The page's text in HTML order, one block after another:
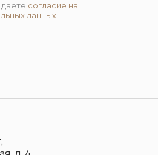
согласие на
данных